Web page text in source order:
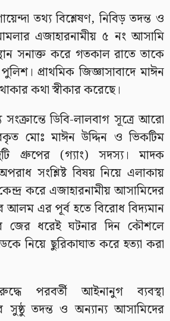
তথ্য বিশ্লেষণ, নিবিড় তদন্ত ও
এজাহারনামীয় ৫ নং আসামি
সনাক্ত করে গতকাল রাতে তাকে
প্রাথমিক জিজ্ঞাসাবাদে মাঈন
কথা স্বীকার করেছে।
সংক্রান্তে ডিবি-লালবাগ সূত্রে আরো
মোঃ মাঈন উদ্দিন ও ভিকটিম
গ্রুপের (গ্যাং) সদস্য। মাদক
সংশ্লিষ্ট বিষয় নিয়ে এলাকায়
করে এজাহারনামীয় আসামিদের
আলম এর পূর্ব হতে বিরোধ বিদ্যমান
জের ধরেই ঘটনার দিন কৌশলে
নিয়ে ছুরিকাঘাত করে হত্যা করা
পরবর্তী আইনানুগ ব্যবস্থা
সুষ্ঠু তদন্ত ও অন্যান্য আসামিদের